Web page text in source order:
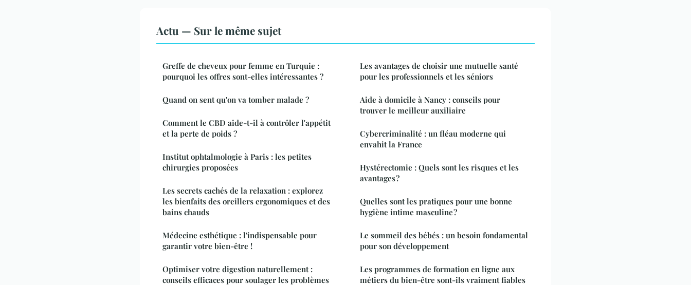
Actu — Sur le même sujet
Greffe de cheveux pour femme en Turquie :
pourquoi les offres sont-elles intéressantes ?
Quand on sent qu'on va tomber malade ?
Comment le CBD aide-t-il à contrôler l'appétit
et la perte de poids ?
Institut ophtalmologie à Paris : les petites
chirurgies proposées
Les secrets cachés de la relaxation : explorez
les bienfaits des oreillers ergonomiques et des
bains chauds
Médecine esthétique : l'indispensable pour
garantir votre bien-être !
Optimiser votre digestion naturellement :
conseils efficaces pour soulager les problèmes
Les avantages de choisir une mutuelle santé
pour les professionnels et les séniors
Aide à domicile à Nancy : conseils pour
trouver le meilleur auxiliaire
Cybercriminalité : un fléau moderne qui
envahit la France
Hystérectomie : Quels sont les risques et les
avantages ?
Quelles sont les pratiques pour une bonne
hygiène intime masculine ?
Le sommeil des bébés : un besoin fondamental
pour son développement
Les programmes de formation en ligne aux
métiers du bien-être sont-ils vraiment fiables